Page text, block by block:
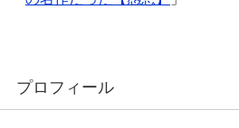
プロフィール